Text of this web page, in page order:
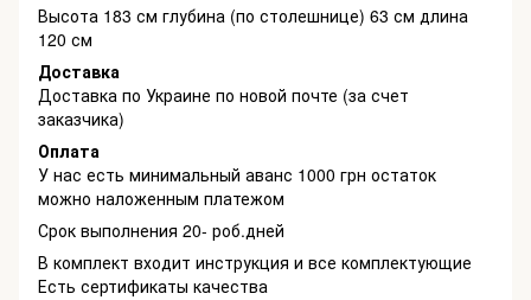
Высота 183 см глубина (по столешнице) 63 см длина
120 см
Доставка
Доставка по Украине по новой почте (за счет
заказчика)
Оплата
У нас есть минимальный аванс 1000 грн остаток
можно наложенным платежом
Срок выполнения 20- роб.дней
В комплект входит инструкция и все комплектующие
Есть сертификаты качества